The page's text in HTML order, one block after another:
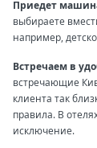
Приедет
выбираете
например,
Встречаем в
встречающие
клиента так
правила. В
исключение.